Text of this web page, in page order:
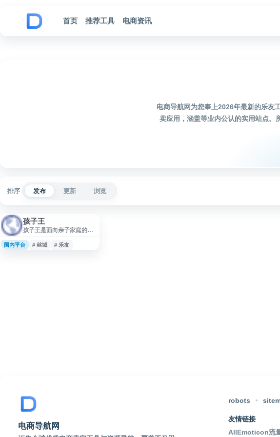
首页
推荐工具 电商资讯
电商导航网为您奉上2026年最新的乐友
卖应用，涵盖等业内公认的实用站点。
排序 发布 更新 浏览
孩子王
孩子王是面向亲子家庭的全
品、奶粉、纸尿裤、辅食、
童装童鞋、儿童玩具、童车
国内平台 # 丝域 # 乐友
电商导航网
robots
友情链接
AllEmoticon流